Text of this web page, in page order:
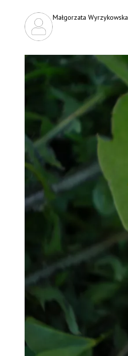
Małgorzata Wyrzykowska